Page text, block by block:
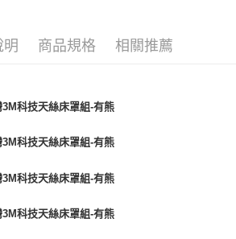
明 商品規格 相關推薦